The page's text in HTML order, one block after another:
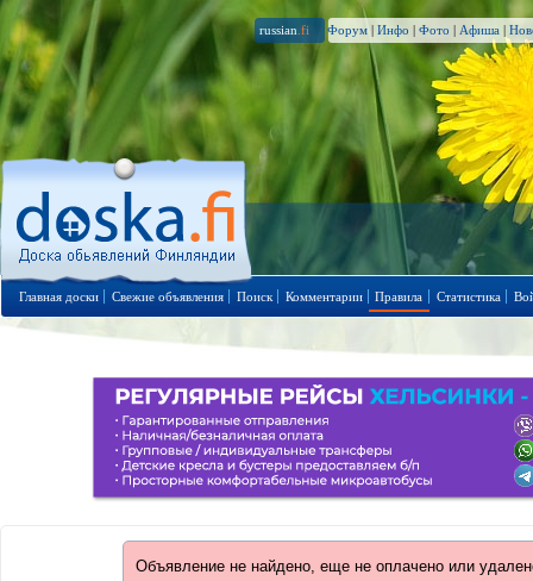
russian .fi Форум | Инфо | Фото | Афиша |
Главная доски Свежие объявления Поиск Комментарии Правила Статистика
Объявление не найдено, еще не оплачено или